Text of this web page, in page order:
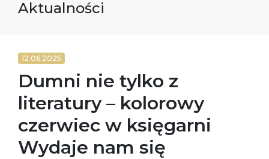
Aktualności
12.06.2025
Dumni nie tylko z
literatury – kolorowy
czerwiec w księgarni
Wydaje nam się